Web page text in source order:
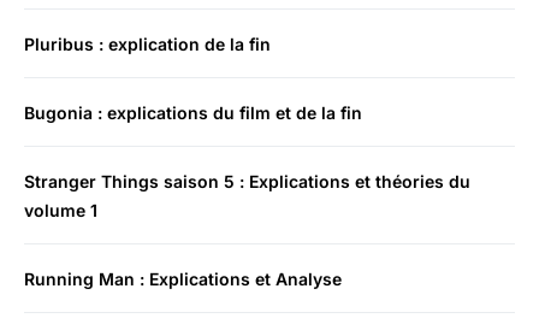
Pluribus : explication de la fin
Bugonia : explications du film et de la fin
Stranger Things saison 5 : Explications et théories du
volume 1
Running Man : Explications et Analyse